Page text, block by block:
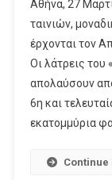
Αθήνα, 27
ταινιών,
έρχονται τον
Οι λάτρεις του
απολαύσουν
6η και
εκατομμύρια
Continue